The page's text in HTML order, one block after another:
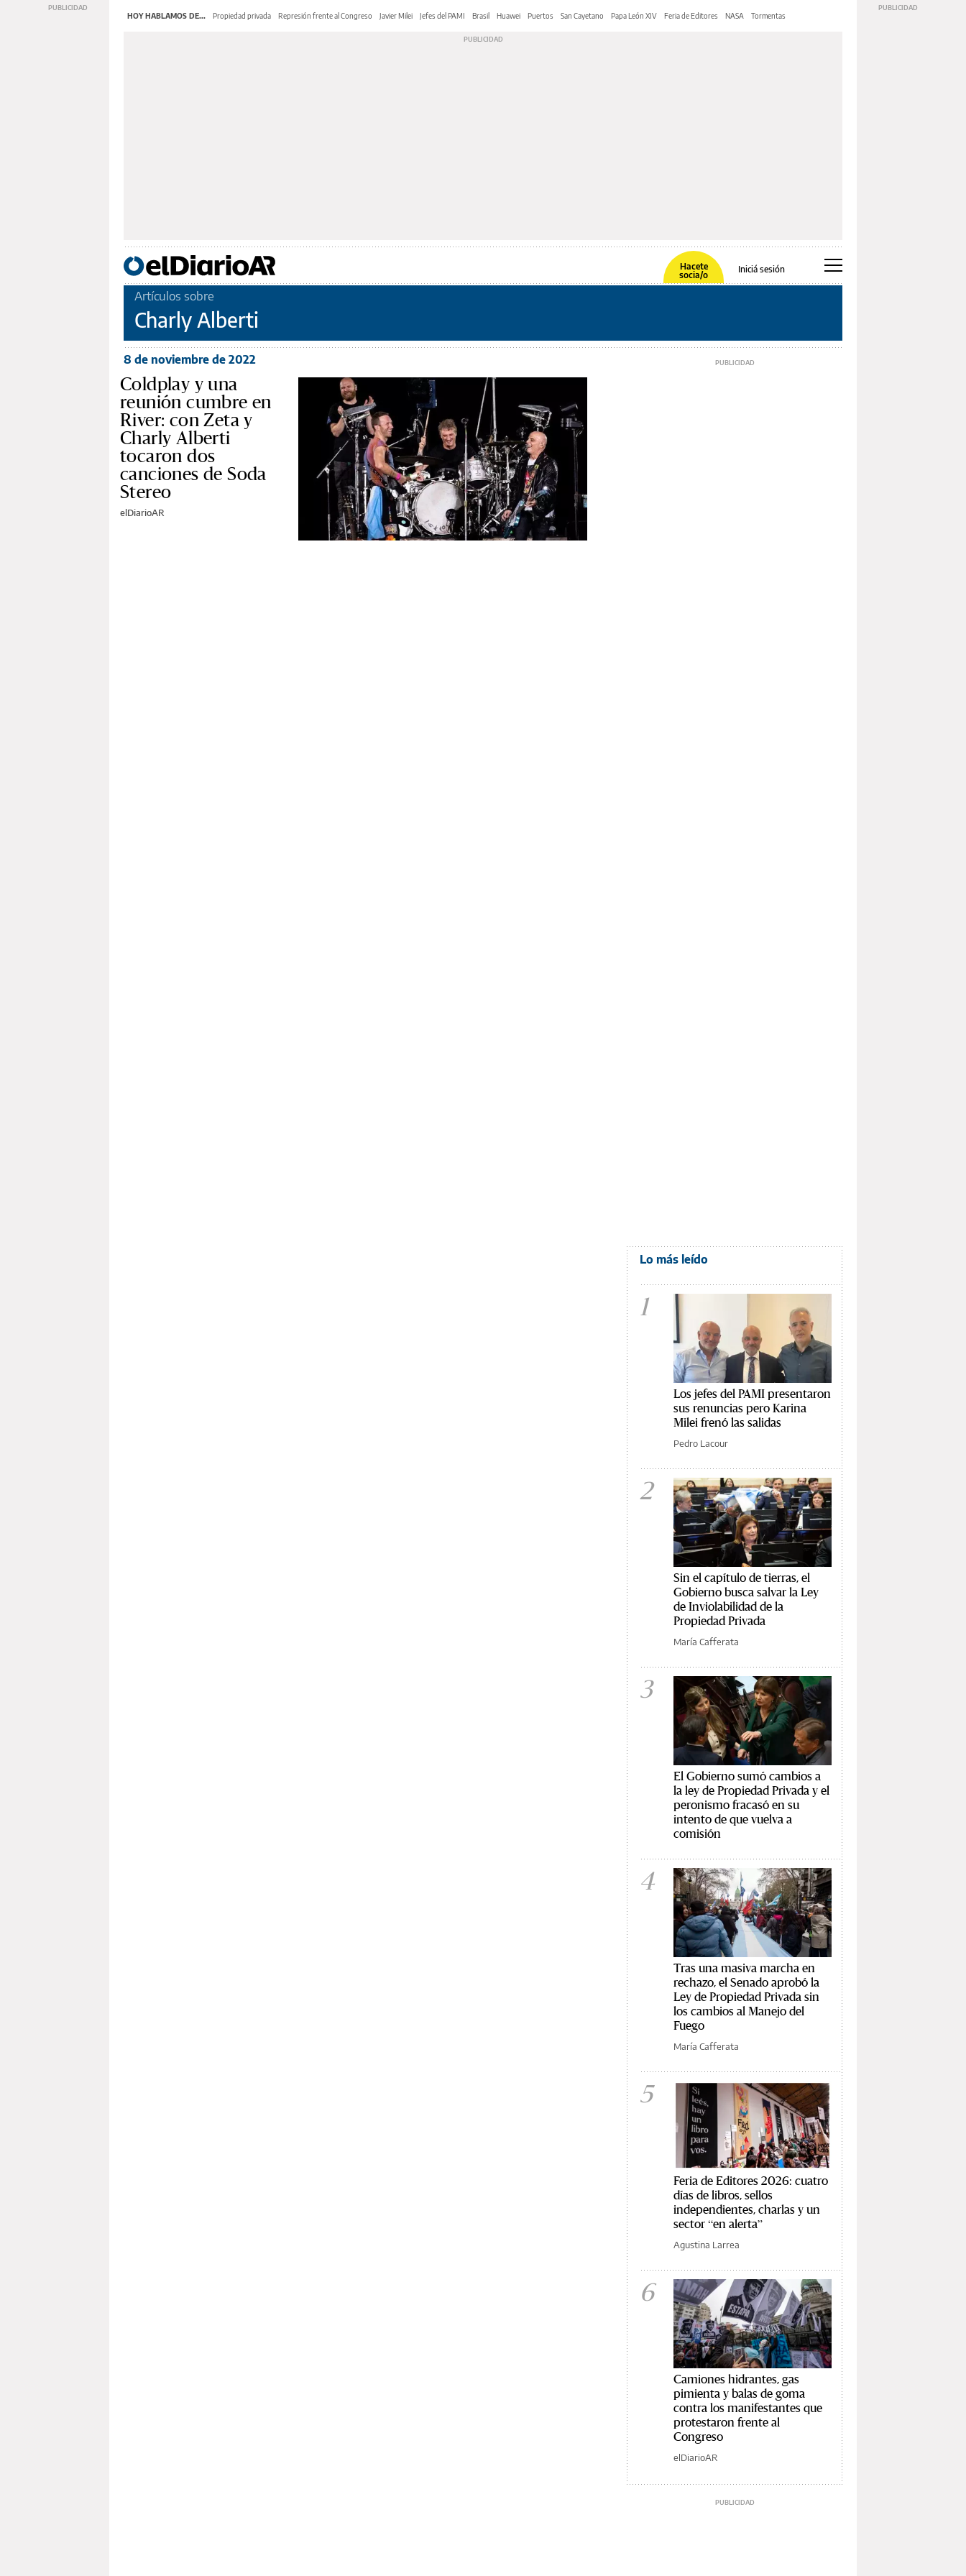
HOY HABLAMOS DE... Propiedad privada Represión frente al Congreso Javier Milei Jefes del PAMI Brasil Huawei Puertos San Cayetano Papa León XIV Feria de Editores NASA Tormentas
Hacete
socia/o
Iniciá sesión
Artículos sobre
Charly Alberti
8 de noviembre de 2022
Coldplay y una
reunión cumbre en
River: con Zeta y
Charly Alberti
tocaron dos
canciones de Soda
Stereo
elDiarioAR
Lo más leído
1
Los jefes del PAMI presentaron
sus renuncias pero Karina
Milei frenó las salidas
Pedro Lacour
2
Sin el capítulo de tierras, el
Gobierno busca salvar la Ley
de Inviolabilidad de la
Propiedad Privada
María Cafferata
3
El Gobierno sumó cambios a
la ley de Propiedad Privada y el
peronismo fracasó en su
intento de que vuelva a
comisión
4
Tras una masiva marcha en
rechazo, el Senado aprobó la
Ley de Propiedad Privada sin
los cambios al Manejo del
Fuego
María Cafferata
5
Feria de Editores 2026: cuatro
días de libros, sellos
independientes, charlas y un
sector “en alerta”
Agustina Larrea
6
Camiones hidrantes, gas
pimienta y balas de goma
contra los manifestantes que
protestaron frente al
Congreso
elDiarioAR